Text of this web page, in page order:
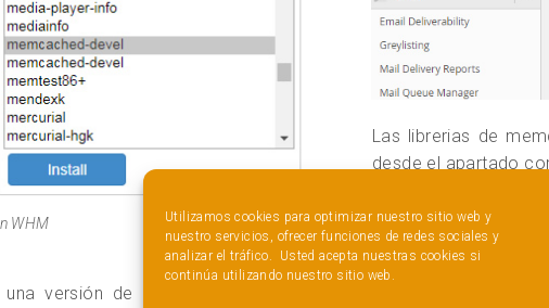
Utilizamos cookies para optimizar nuestro sitio web y
nuestro servicios, ofrecer funciones de redes sociales y
analizar el tráfico. Usted acepta nuestras cookies si
continúa utilizando nuestro sitio web.
WHM
Las librerias de
desde el apartado
versión de PHP, primero eligiremos